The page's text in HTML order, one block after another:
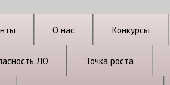
О нас Конкурсы
ЛО Точка роста